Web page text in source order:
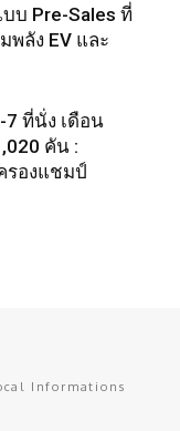
บ Pre-Sales ที่
พลัง EV และ
7 ที่นั่ง เดือน
คัน :
รองแชมป์
Informations